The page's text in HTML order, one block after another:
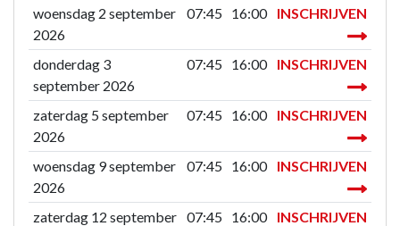
woensdag 2 september
2026
07:45 16:00 INSCHRIJVEN
donderdag 3
september 2026
07:45 16:00 INSCHRIJVEN
zaterdag 5 september
2026
07:45 16:00 INSCHRIJVEN
woensdag 9 september
2026
07:45 16:00 INSCHRIJVEN
zaterdag 12 september 07:45 16:00 INSCHRIJVEN